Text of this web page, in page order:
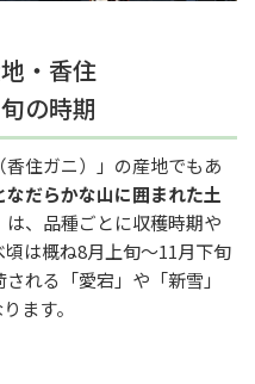
・香住
の時期
住ガニ）」の産地でもあ
だらかな山に囲まれた土
、品種ごとに収穫時期や
は概ね8月上旬～11月下旬
れる「愛宕」や「新雪」
ます。